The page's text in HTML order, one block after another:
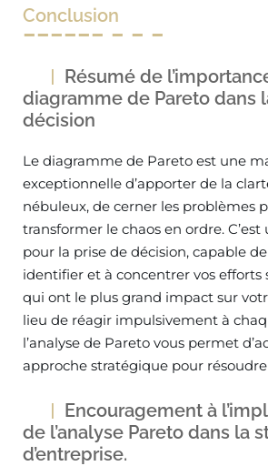
Conclusion
Résumé de
diagramme de Pareto dans
décision
Le diagramme de Pareto est une
exceptionnelle d’apporter de la
nébuleux, de cerner les problèmes
transformer le chaos en ordre.
pour la prise de décision, capable
identifier et à concentrer vos efforts
qui ont le plus grand impact sur
lieu de réagir impulsivement à
l’analyse de Pareto vous permet
approche stratégique pour
Encouragement à
de l’analyse Pareto dans la
d’entreprise.